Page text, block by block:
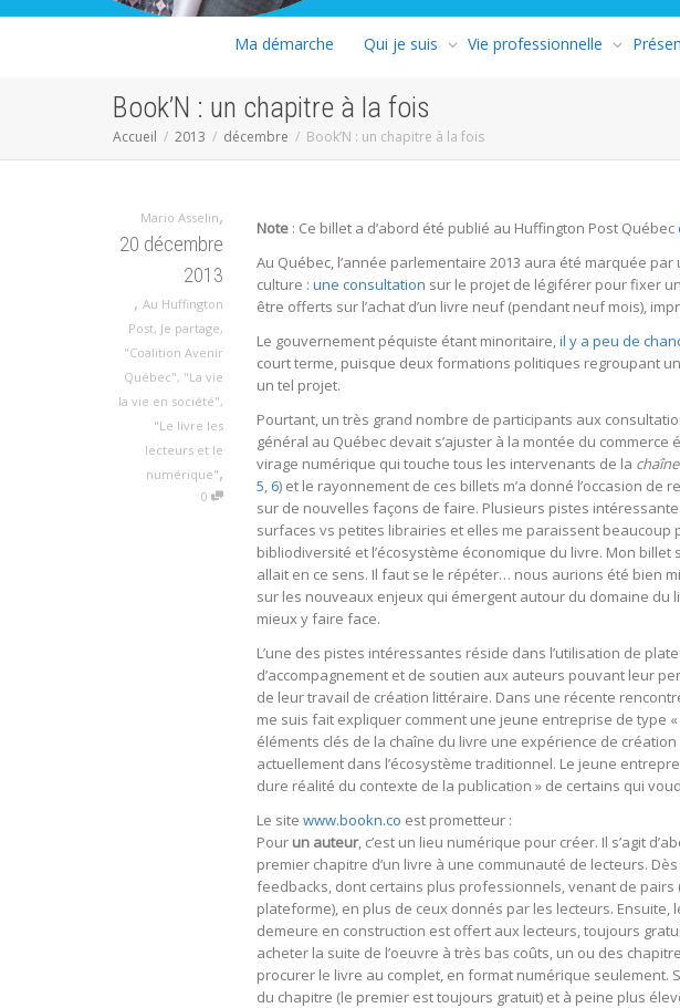
Ma démarche Qui je suis Vie professionnelle
Book’N : un chapitre à la fois
Accueil 2013 décembre Book’N : un chapitre à la fois
Mario Asselin,
20 décembre
2013
, Au Huffington
Post, Je partage,
"Coalition Avenir
Québec", "La vie
la vie en société",
"Le livre les
lecteurs et le
numérique",
0
Note : Ce billet a d’abord été publié au Huffington Post Québec
Au Québec, l’année parlementaire 2013 aura été marquée
culture : une consultation sur le projet de légiférer pour fixer
être offerts sur l’achat d’un livre neuf (pendant neuf mois),
Le gouvernement péquiste étant minoritaire,il y a peu de
court terme, puisque deux formations politiques regroupant
un tel projet.
Pourtant, un très grand nombre de participants aux
général au Québec devait s’ajuster à la montée du
virage numérique qui touche tous les intervenants de la
5, 6) et le rayonnement de ces billets m’a donné l’occasion
sur de nouvelles façons de faire. Plusieurs pistes
surfaces vs petites librairies et elles me paraissent
bibliodiversité et l’écosystème économique du livre. Mon billet
allait en ce sens. Il faut se le répéter… nous aurions été bien
sur les nouveaux enjeux qui émergent autour du domaine du
mieux y faire face.
L’une des pistes intéressantes réside dans l’utilisation de
d’accompagnement et de soutien aux auteurs pouvant leur
de leur travail de création littéraire. Dans une récente
me suis fait expliquer comment une jeune entreprise de type
éléments clés de la chaîne du livre une expérience de
actuellement dans l’écosystème traditionnel. Le jeune
dure réalité du contexte de la publication » de certains qui
Le site www.bookn.co est prometteur :
Pour un auteur, c’est un lieu numérique pour créer. Il s’agit
premier chapitre d’un livre à une communauté de lecteurs.
feedbacks, dont certains plus professionnels, venant de
plateforme), en plus de ceux donnés par les lecteurs. Ensuite,
demeure en construction est offert aux lecteurs, toujours
acheter la suite de l’oeuvre à très bas coûts, un ou des
procurer le livre au complet, en format numérique seulement.
du chapitre (le premier est toujours gratuit) et à peine plus